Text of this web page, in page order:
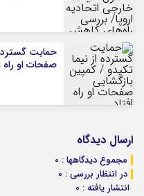
حمایت
صفحات او راه
ارسال دیدگاه
مجموع دیدگاهها : 0
در انتظار بررسی : 0
انتشار یافته : 0